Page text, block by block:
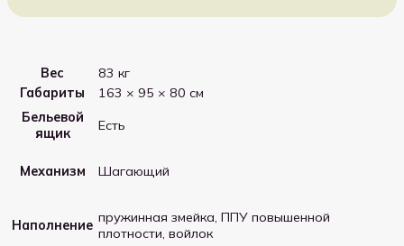
Вес
83 кг
Габариты
163 × 95 × 80 см
Бельевой
ящик
Есть
Механизм Шагающий
Наполнение пружинная змейка, ППУ повышенной
плотности, войлок